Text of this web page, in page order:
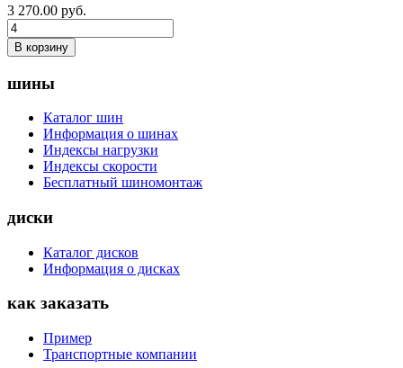
3 270.00 руб.
В корзину
шины
Каталог шин
Информация о шинах
Индексы нагрузки
Индексы скорости
Бесплатный шиномонтаж
диски
Каталог дисков
Информация о дисках
как заказать
Пример
Транспортные компании